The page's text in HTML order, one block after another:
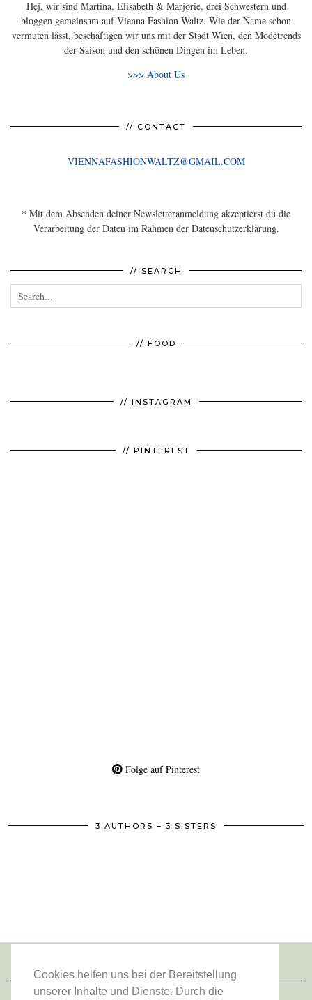
Cookies helfen uns bei der Bereitstellung
unserer Inhalte und Dienste. Durch die
Hej, wir sind Martina, Elisabeth & Marjorie, drei Schwestern und
bloggen gemeinsam auf Vienna Fashion Waltz. Wie der Name schon
vermuten lässt, beschäftigen wir uns mit der Stadt Wien, den Modetrends
der Saison und den schönen Dingen im Leben.
>>> About Us
// CONTACT
VIENNAFASHIONWALTZ@GMAIL.COM
* Mit dem Absenden deiner Newsletteranmeldung akzeptierst du die
Verarbeitung der Daten im Rahmen der Datenschutzerklärung.
// SEARCH
// FOOD
// INSTAGRAM
// PINTEREST
Folge auf Pinterest
3 AUTHORS – 3 SISTERS
FOLGE UNS